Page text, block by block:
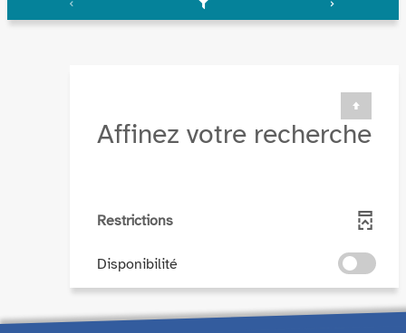
Affinez votre recherche
Restrictions
Disponibilité
-
ajouter